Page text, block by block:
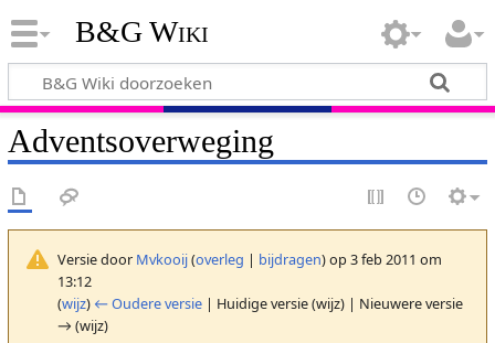
B&G Wiki
Adventsoverweging
Versie door Mvkooij(overleg | bijdragen)op 3 feb 2011 om
13:12
(wijz) ← Oudere versie| Huidige versie (wijz) | Nieuwere versie
→ (wijz)